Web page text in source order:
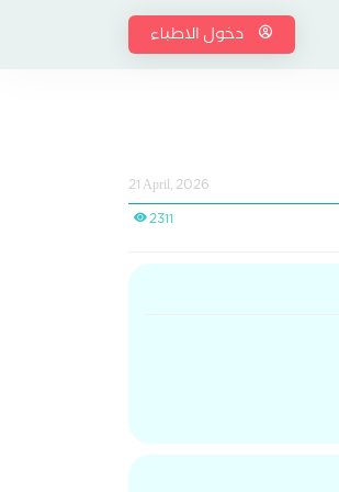
دخول الاطباء
21 April, 2026
2311